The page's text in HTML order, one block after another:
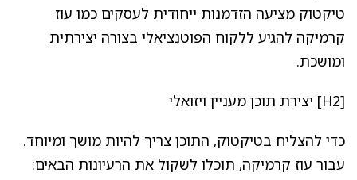
טיקטוק מציעה הזדמנות ייחודית לעסקים כמו עוז
קרמיקה להגיע ללקוח הפוטנציאלי בצורה יצירתית
ומושכת.
[H2] יצירת תוכן מעניין ויזואלי
כדי להצליח בטיקטוק, התוכן צריך להיות מושך ומיוחד.
עבור עוז קרמיקה, תוכלו לשקול את הרעיונות הבאים: